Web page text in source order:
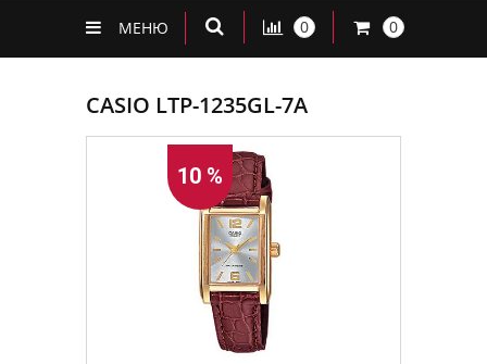
МЕНЮ 0 0
CASIO LTP-1235GL-7A
10 %